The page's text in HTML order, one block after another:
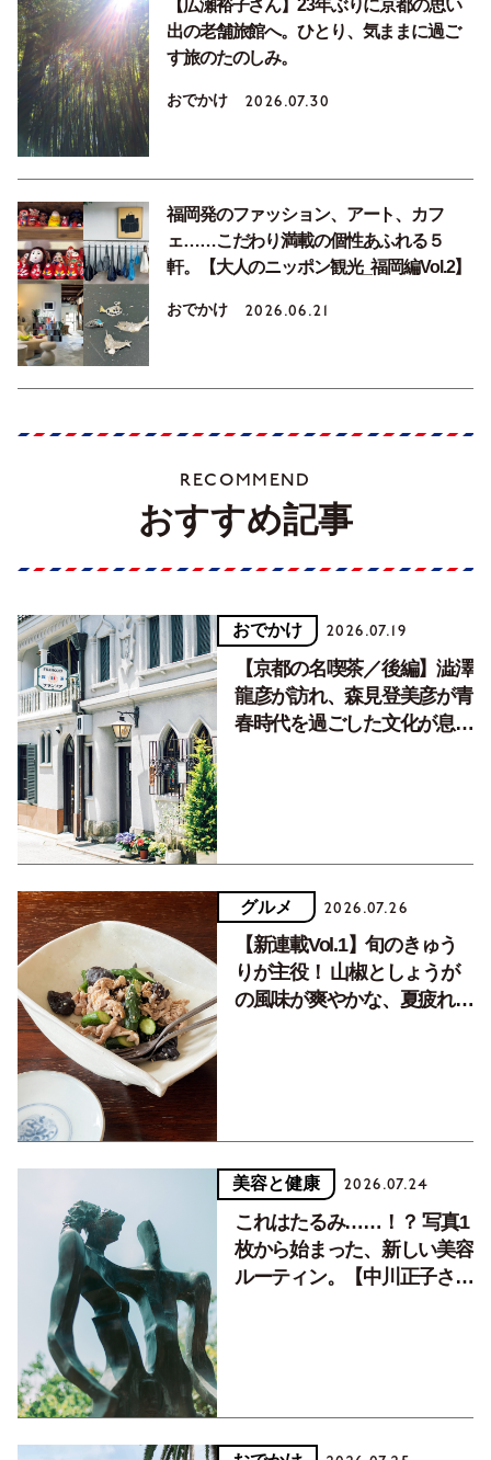
【広瀬裕子さん】23年ぶりに京都の思い
出の老舗旅館へ。ひとり、気ままに過ご
す旅のたのしみ。
おでかけ 2026.07.30
福岡発のファッション、アート、カフ
ェ……こだわり満載の個性あふれる５
軒。【大人のニッポン観光_福岡編Vol.2】
おでかけ 2026.06.21
RECOMMEND
おすすめ記事
おでかけ 2026.07.19
【京都の名喫茶／後編】澁澤
龍彦が訪れ、森見登美彦が青
春時代を過ごした文化が息づ
グルメ 2026.07.26
【新連載Vol.1】旬のきゅう
りが主役！ 山椒としょうが
の風味が爽やかな、夏疲れを
美容と健康 2026.07.24
これはたるみ……！？ 写真1
枚から始まった、新しい美容
ルーティン。【中川正子さん